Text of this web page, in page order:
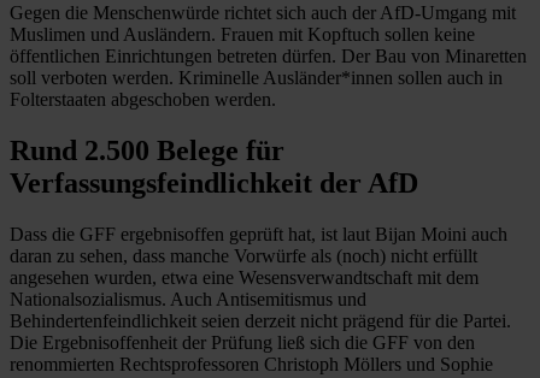
Gegen die Menschenwürde richtet sich auch der AfD-Umgang mit
Muslimen und Ausländern. Frauen mit Kopftuch sollen keine
öffentlichen Einrichtungen betreten dürfen. Der Bau von Minaretten
soll verboten werden. Kriminelle Ausländer*innen sollen auch in
Folterstaaten abgeschoben werden.
Rund 2.500 Belege für
Verfassungsfeindlichkeit der AfD
Dass die GFF ergebnisoffen geprüft hat, ist laut Bijan Moini auch
daran zu sehen, dass manche Vorwürfe als (noch) nicht erfüllt
angesehen wurden, etwa eine Wesensverwandtschaft mit dem
Nationalsozialismus. Auch Antisemitismus und
Behindertenfeindlichkeit seien derzeit nicht prägend für die Partei.
Die Ergebnisoffenheit der Prüfung ließ sich die GFF von den
renommierten Rechtsprofessoren Christoph Möllers und Sophie